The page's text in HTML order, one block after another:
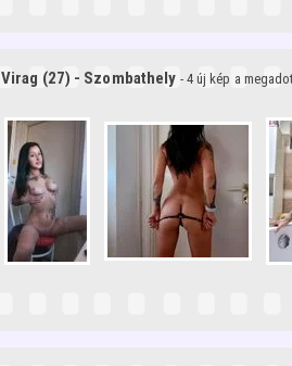
Virag (27) - Szombathely - 4 új kép a